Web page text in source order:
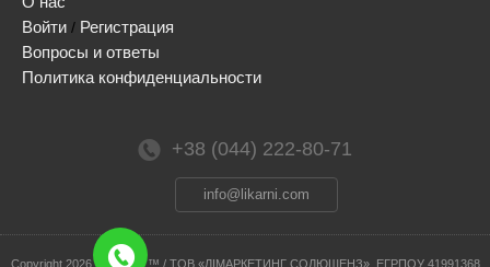
Войти / Регистрация
Вопросы и ответы
Политика конфиденциальности
+38 (044) 222-80-71
info@likarni.com
Сopyright 2026 © / likarni ™ / ТОВ «ЛІМАРКЕТИНГ СОЛЮШЕНЗ», ЕГРПОУ 41991368